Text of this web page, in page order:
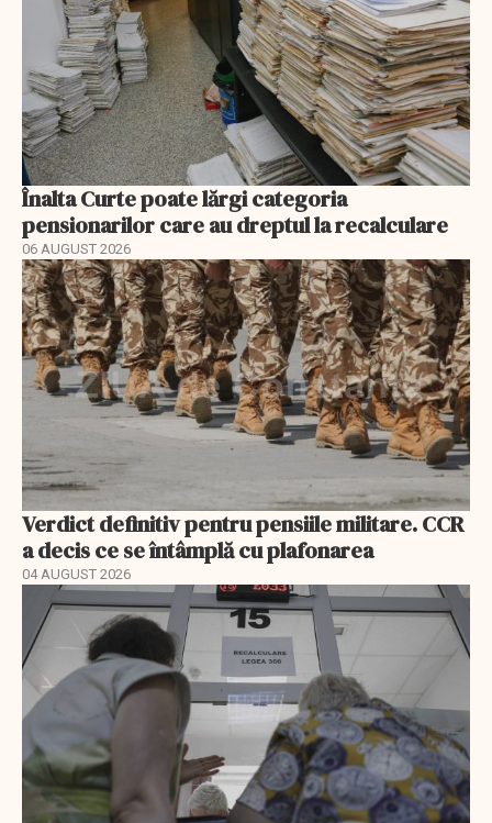
Înalta Curte poate lărgi categoria
pensionarilor care au dreptul la recalculare
06 AUGUST 2026
Verdict definitiv pentru pensiile militare. CCR
a decis ce se întâmplă cu plafonarea
04 AUGUST 2026